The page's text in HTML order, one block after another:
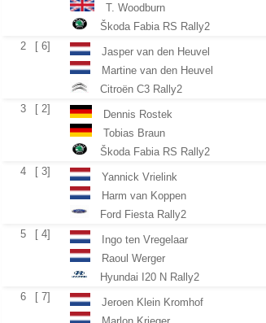
T. Woodburn
Škoda Fabia RS Rally2
2
[ 6] Jasper van den Heuvel
Martine van den Heuvel
Citroën C3 Rally2
3
[ 2] Dennis Rostek
Tobias Braun
Škoda Fabia RS Rally2
4
[ 3] Yannick Vrielink
Harm van Koppen
Ford Fiesta Rally2
5
[ 4] Ingo ten Vregelaar
Raoul Werger
Hyundai I20 N Rally2
6
[ 7] Jeroen Klein Kromhof